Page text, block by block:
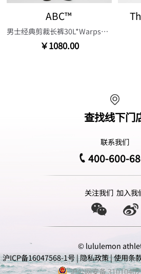
ABC™
男士经典剪裁长裤30L*Warpstreme 速干
￥1080.00
查找线下门
联系我们
400-600-
关注我们 加入我
© lululemon
沪ICP备16047568-1号|隐私政策|使用条
沪公网安备